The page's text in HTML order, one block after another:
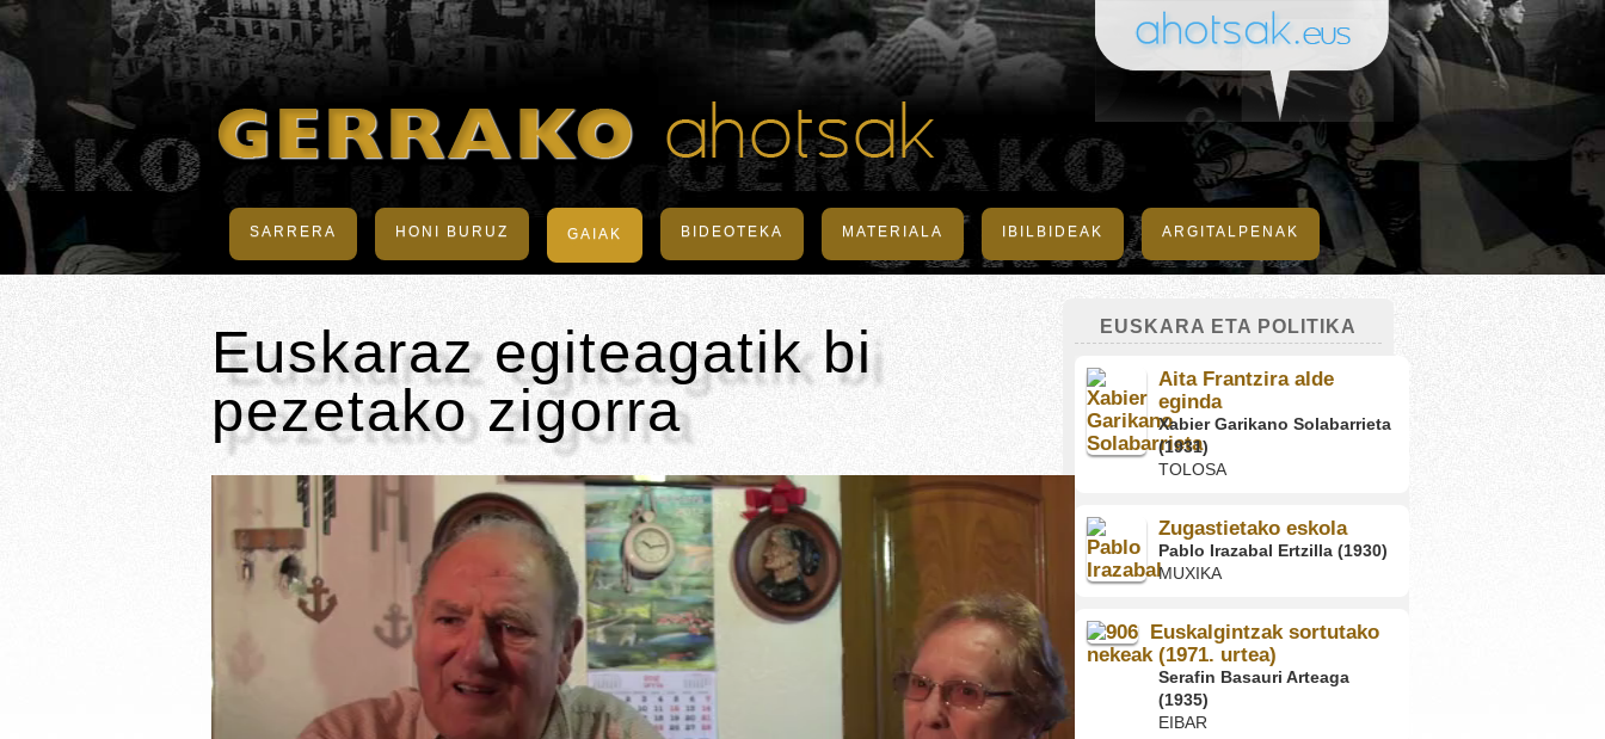
SARRERA HONI BURUZ GAIAK BIDEOTEKA MATERIALA IBILBIDEAK ARGITALPENAK
Euskaraz egiteagatik bi
pezetako zigorra
EUSKARA ETA POLITIKA
Aita Frantzira alde
eginda
Xabier Garikano Solabarrieta
(1931)
TOLOSA
Zugastietako eskola
Pablo Irazabal Ertzilla (1930)
MUXIKA
Euskalgintzak sortutako
nekeak (1971. urtea)
Serafin Basauri Arteaga
(1935)
EIBAR